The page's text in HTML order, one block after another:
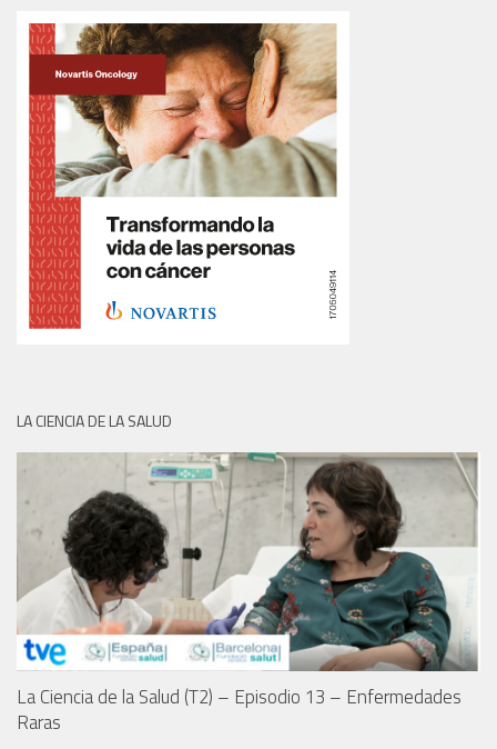
LA CIENCIA DE LA SALUD
La Ciencia de la Salud (T2) – Episodio 13 – Enfermedades
Raras